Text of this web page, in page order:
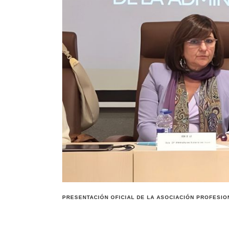
PRESENTACIÓN OFICIAL DE LA ASOCIACIÓN